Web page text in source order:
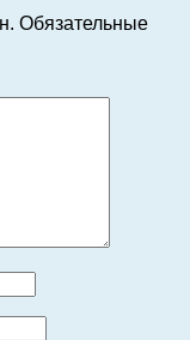
Обязательные